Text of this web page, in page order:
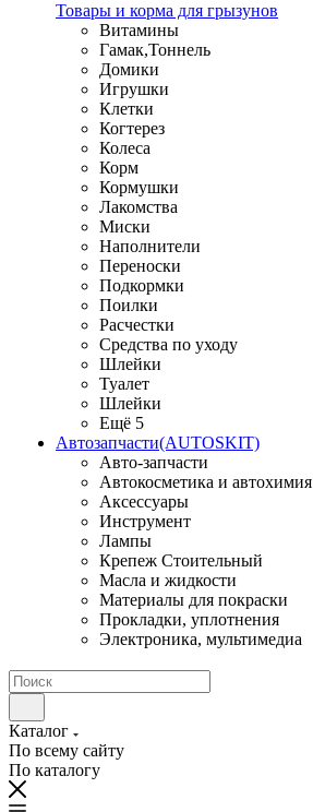
Товары и корма для грызунов
Витамины
Гамак,Тоннель
Домики
Игрушки
Клетки
Когтерез
Колеса
Корм
Кормушки
Лакомства
Миски
Наполнители
Переноски
Подкормки
Поилки
Расчестки
Средства по уходу
Шлейки
Туалет
Шлейки
Ещё 5
Автозапчасти(AUTOSKIT)
Авто-запчасти
Автокосметика и автохимия
Аксессуары
Инструмент
Лампы
Крепеж Стоительный
Масла и жидкости
Материалы для покраски
Прокладки, уплотнения
Электроника, мультимедиа
Каталог
По всему сайту
По каталогу